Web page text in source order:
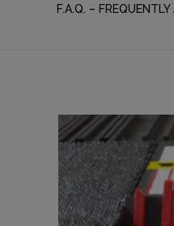
F.A.Q. –